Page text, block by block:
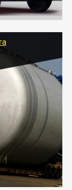
России с
на
вам
и